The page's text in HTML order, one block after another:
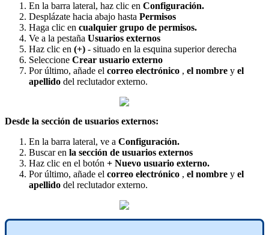
En la barra lateral, haz clic en Configuración.
Desplázate hacia abajo hasta Permisos
Haga clic en cualquier grupo de permisos.
Ve a la pestaña Usuarios externos
Haz clic en (+) - situado en la esquina superior derecha
Seleccione Crear usuario externo
Por último, añade el correo electrónico , el nombre y el
apellido del reclutador externo.
Desde la sección de usuarios externos:
En la barra lateral, ve a Configuración.
Buscar en la sección de usuarios externos
Haz clic en el botón + Nuevo usuario externo.
Por último, añade el correo electrónico , el nombre y el
apellido del reclutador externo.